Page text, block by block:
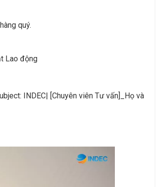
quý.
Lao động
INDEC| [Chuyên viên Tư vấn]_Họ và